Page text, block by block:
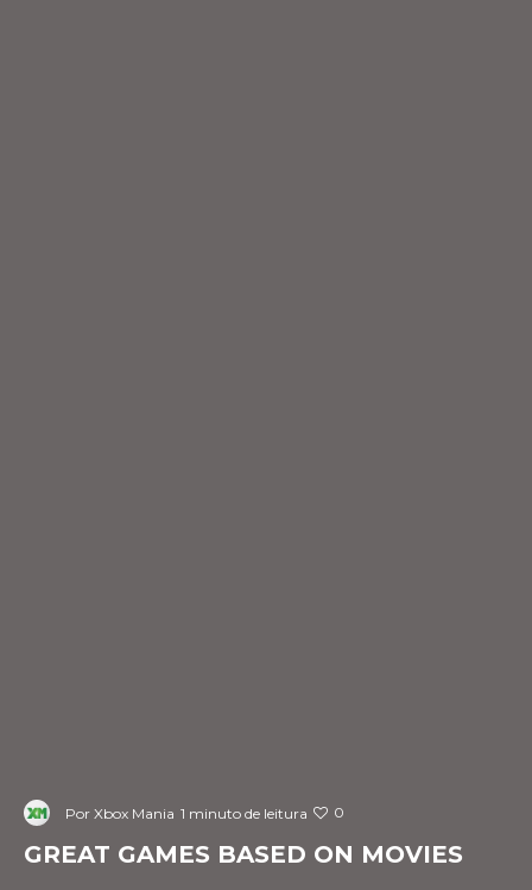
Por Xbox Mania 1 minuto de leitura 0
GREAT GAMES BASED ON MOVIES